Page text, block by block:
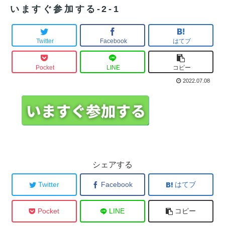
いますぐ参加する-2-1
Twitter Facebook はてブ
Pocket LINE コピー
2022.07.08
シェアする
Twitter Facebook はてブ
Pocket LINE コピー